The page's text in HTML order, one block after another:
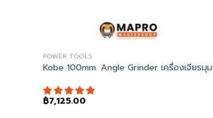
POWER TOOLS
Kobe 100mm. Angle Grinder เครื่องเจียรมุม
฿7,125.00
TESTING & BRAKE BLEEDING KIT